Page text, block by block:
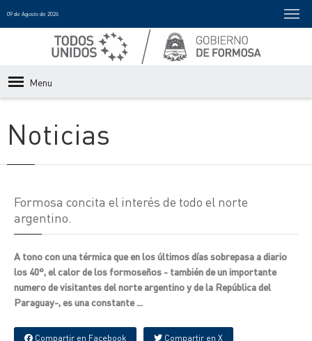
09 de Agosto de 2026
Menu
Noticias
Formosa concita el interés de todo el norte
argentino.
A tono con una térmica que en los últimos días sobrepasa a diario
los 40°, el calor de los formoseños - también de un importante
numero de visitantes del norte argentino y de la República del
Paraguay-, es una constante ...
Compartir en Facebook Compartir en X